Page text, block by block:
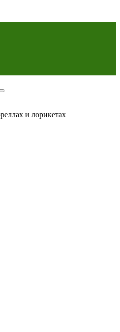
Search
и лорикетах